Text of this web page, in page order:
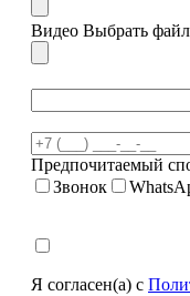
Видео Выбрать файл
Предпочитаемый
Звонок
Я согласен(а) с